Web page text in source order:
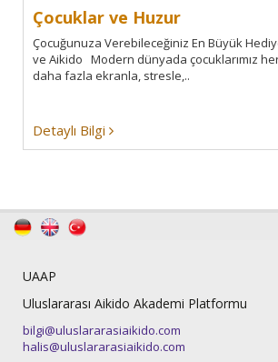
Çocuklar ve Huzur
Çocuğunuza Verebileceğiniz En Büyük
ve Aikido Modern dünyada çocuklarımız
daha fazla ekranla, stresle,..
Detaylı Bilgi
UAAP
Uluslararası Aikido Akademi Platformu
bilgi@uluslararasiaikido.com
halis@uluslararasiaikido.com